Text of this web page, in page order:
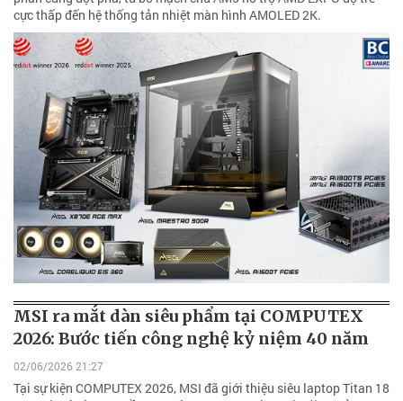
cực thấp đến hệ thống tản nhiệt màn hình AMOLED 2K.
MSI ra mắt dàn siêu phẩm tại COMPUTEX
2026: Bước tiến công nghệ kỷ niệm 40 năm
02/06/2026 21:27
Tại sự kiện COMPUTEX 2026, MSI đã giới thiệu siêu laptop Titan 18